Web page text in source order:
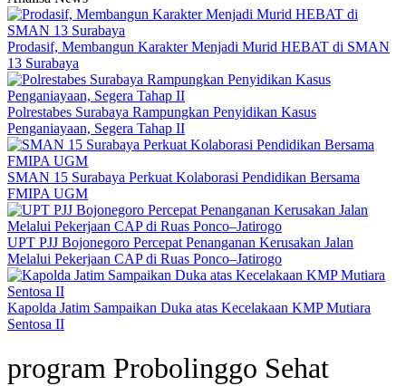
Prodasif, Membangun Karakter Menjadi Murid HEBAT di SMAN
13 Surabaya
Polrestabes Surabaya Rampungkan Penyidikan Kasus
Penganiayaan, Segera Tahap II
SMAN 15 Surabaya Perkuat Kolaborasi Pendidikan Bersama
FMIPA UGM
UPT PJJ Bojonegoro Percepat Penanganan Kerusakan Jalan
Melalui Pekerjaan CAP di Ruas Ponco–Jatirogo
Kapolda Jatim Sampaikan Duka atas Kecelakaan KMP Mutiara
Sentosa II
program Probolinggo Sehat